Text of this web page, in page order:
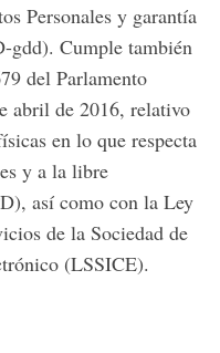
Personales y garantía
gdd). Cumple también
del Parlamento
abril de 2016, relativo
en lo que respecta
y a la libre
así como con la Ley
de la Sociedad de
(LSSICE).